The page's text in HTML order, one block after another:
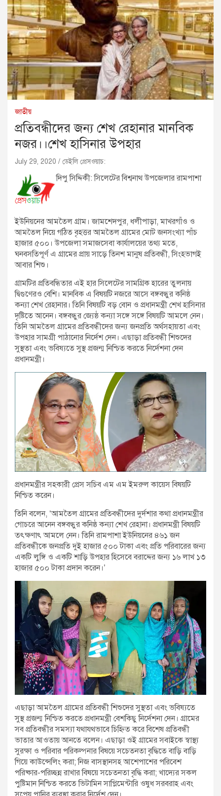
জাতীয়
প্রতিবন্ধীদের জন্য শেখ রেহানার মানবিক
নজর।।শেখ হাসিনার উপহার
July 29, 2020 ডেইলি প্রেসওয়াচ:
দিপু সিদ্দিকী: সিলেটের বিশ্বনাথ উপজেলার রামপাশা
ইউনিয়নের আমতৈল গ্রাম। জামশেদপুর, ধলীপাড়া, মাখরগাঁও ও
আমতৈল নিয়ে গঠিত বৃহত্তর আমতৈল গ্রামের মোট জনসংখ্যা পাঁচ
হাজার ৫০০। উপজেলা সমাজসেবা কার্যালয়ের তথ্য মতে,
ঘনবসতিপূর্ণ এ গ্রামের প্রায় সাড়ে তিনশ মানুষ প্রতিবন্ধী, সিংহভাগই
আবার শিশু।
গ্রামটির প্রতিবন্ধিতার এই হার সিলেটের সামগ্রিক হারের তুলনায়
দ্বিগুণেরও বেশি। মানবিক এ বিষয়টি নজরে আসে বঙ্গবন্ধুর কনিষ্ঠ
কন্যা শেখ রেহানার। তিনি বিষয়টি বড় বোন ও প্রধানমন্ত্রী শেখ হাসিনার
দৃষ্টিতে আনেন। বঙ্গবন্ধুর জ্যেষ্ঠ কন্যা সঙ্গে সঙ্গে বিষয়টি আমলে নেন।
তিনি আমতৈল গ্রামের প্রতিবন্ধীদের জন্য জনপ্রতি অর্থসহায়তা এবং
উপহার সামগ্রী পাঠানোর নির্দেশ দেন। এছাড়া প্রতিবন্ধী শিশুদের
সুস্থতা এবং ভবিষ্যতে সুস্থ প্রজন্ম নিশ্চিত করতে নির্দেশনা দেন
প্রধানমন্ত্রী।
প্রধানমন্ত্রীর সহকারী প্রেস সচিব এম এম ইমরুল কায়েস বিষয়টি
নিশ্চিত করেন।
তিনি বলেন, ‘আমতৈল গ্রামের প্রতিবন্ধীদের দুর্দশার কথা প্রধানমন্ত্রীর
গোচরে আনেন বঙ্গবন্ধুর কনিষ্ঠ কন্যা শেখ রেহানা। প্রধানমন্ত্রী বিষয়টি
তৎক্ষণাৎ আমলে নেন। তিনি রামপাশা ইউনিয়নের ৪৬১ জন
প্রতিবন্ধীকে জনপ্রতি দুই হাজার ৫০০ টাকা এবং প্রতি পরিবারের জন্য
একটি লুঙ্গি ও একটি শাড়ি উপহার হিসেবে বরাদ্দের জন্য ১৬ লাখ ১৩
হাজার ৫০০ টাকা প্রদান করেন।’
এছাড়া আমতৈল গ্রামের প্রতিবন্ধী শিশুদের সুস্থতা এবং ভবিষ্যতে
সুস্থ প্রজন্ম নিশ্চিত করতে প্রধানমন্ত্রী বেশকিছু নির্দেশনা দেন। গ্রামের
সব প্রতিবন্ধীর সমস্যা যথাযথভাবে চিহ্নিত করে বিশেষ প্রতিবন্ধী
ভাতার আওতায় আনতে বলেন। এছাড়া ওই গ্রামের সবাইকে স্বাস্থ্য
সুরক্ষা ও পরিবার পরিকল্পনার বিষয়ে সচেতনতা বৃদ্ধিতে বাড়ি বাড়ি
গিয়ে কাউন্সেলিং করা; নিজ বাসস্থানসহ আশেপাশের পরিবেশ
পরিষ্কার-পরিচ্ছন্ন রাখার বিষয়ে সচেতনতা বৃদ্ধি করা; খাদ্যের সকল
পুষ্টিমান নিশ্চিত করতে ভিটামিন সাপ্লিমেন্টারি ওষুধ সরবরাহ এবং